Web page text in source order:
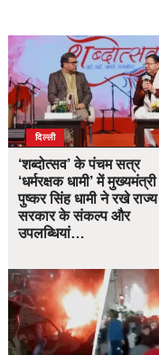
दिल्ली
‘शब्दोत्सव’ के पंचम सत्र
‘धर्मरक्षक धामी’ में मुख्यमंत्री
पुष्कर सिंह धामी ने रखे राज्य
सरकार के संकल्प और
उपलब्धियां…